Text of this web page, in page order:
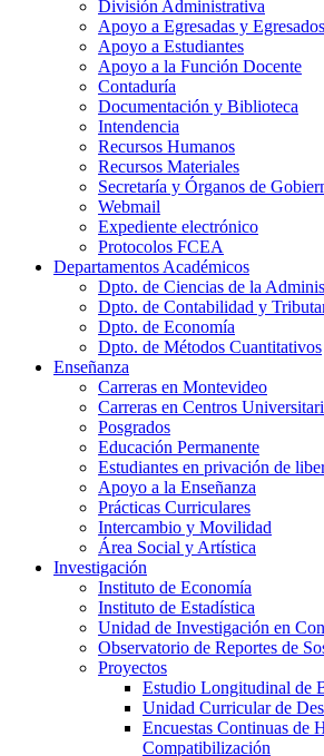
División Administrativa
Apoyo a Egresadas y Egresados
Apoyo a Estudiantes
Apoyo a la Función Docente
Contaduría
Documentación y Biblioteca
Intendencia
Recursos Humanos
Recursos Materiales
Secretaría y Órganos de
Webmail
Expediente electrónico
Protocolos FCEA
Departamentos Académicos
Dpto. de Ciencias de la
Dpto. de Contabilidad y
Dpto. de Economía
Dpto. de Métodos Cuantitativos
Enseñanza
Carreras en Montevideo
Carreras en Centros
Posgrados
Educación Permanente
Estudiantes en privación de
Apoyo a la Enseñanza
Prácticas Curriculares
Intercambio y Movilidad
Área Social y Artística
Investigación
Instituto de Economía
Instituto de Estadística
Unidad de Investigación en
Observatorio de Reportes de
Proyectos
Estudio Longitudinal de
Unidad Curricular de
Encuestas Continuas de
Compatibilización